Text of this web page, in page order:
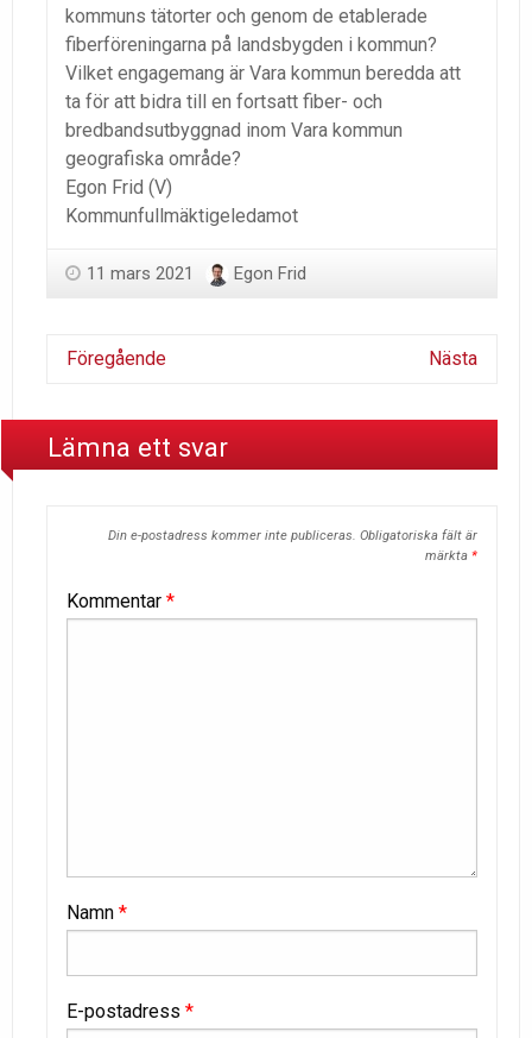
kommuns tätorter och genom de etablerade
fiberföreningarna på landsbygden i kommun?
Vilket engagemang är Vara kommun beredda att
ta för att bidra till en fortsatt fiber- och
bredbandsutbyggnad inom Vara kommun
geografiska område?
Egon Frid (V)
Kommunfullmäktigeledamot
11 mars 2021 Egon Frid
Föregående Nästa
Lämna ett svar
Din e-postadress kommer inte publiceras. Obligatoriska fält är
märkta *
Kommentar *
Namn *
E-postadress *